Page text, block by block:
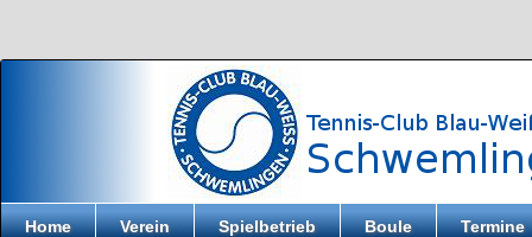
Direkt zum Inhalt
Home Verein Spielbetrieb Boule Termine